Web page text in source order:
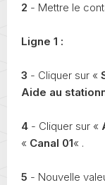
2 - Mettre le
Ligne 1 :
3 - Cliquer sur «
Aide au
4 - Cliquer sur «
« Canal 01« .
5 - Nouvelle